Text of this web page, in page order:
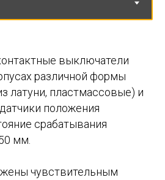
выключатели
различной формы
латуни, пластмассовые) и
положения
срабатывания
мм.
чувствительным